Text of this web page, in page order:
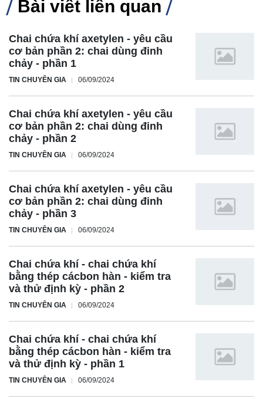
Bài viết liên quan
Chai chứa khí axetylen - yêu cầu
cơ bản phần 2: chai dùng đinh
chảy - phần 1
TIN CHUYÊN GIA 06/09/2024
Chai chứa khí axetylen - yêu cầu
cơ bản phần 2: chai dùng đinh
chảy - phần 2
TIN CHUYÊN GIA 06/09/2024
Chai chứa khí axetylen - yêu cầu
cơ bản phần 2: chai dùng đinh
chảy - phần 3
TIN CHUYÊN GIA 06/09/2024
Chai chứa khí - chai chứa khí
bằng thép cácbon hàn - kiểm tra
và thử định kỳ - phần 2
TIN CHUYÊN GIA 06/09/2024
Chai chứa khí - chai chứa khí
bằng thép cácbon hàn - kiểm tra
và thử định kỳ - phần 1
TIN CHUYÊN GIA 06/09/2024